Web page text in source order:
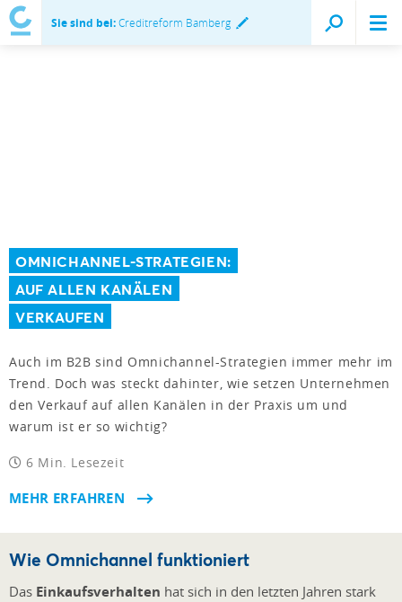
Sie sind bei:Creditreform Bamberg
OMNICHANNEL-STRATEGIEN:
AUF ALLEN KANÄLEN
VERKAUFEN
Auch im B2B sind Omnichannel-Strategien immer mehr im
Trend. Doch was steckt dahinter, wie setzen Unternehmen
den Verkauf auf allen Kanälen in der Praxis um und
warum ist er so wichtig?
6 Min. Lesezeit
MEHR ERFAHREN
Wie Omnichannel funktioniert
Das Einkaufsverhalten hat sich in den letzten Jahren stark